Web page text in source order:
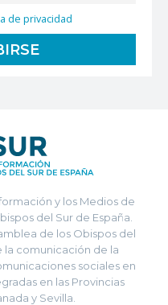
de privacidad
y los Medios de
del Sur de España.
de los Obispos del
la comunicación de la
sociales en
en las Provincias
y Sevilla.